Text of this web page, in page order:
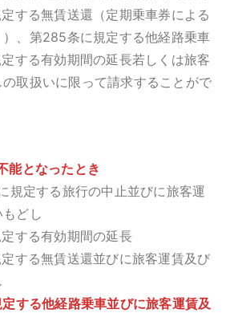
する無賃送還（定期乗車券による
、第285条に規定する他経路乗車
する有効期間の延長若しくは旅客
取扱いに限って請求することがで
能となったとき
定する旅行の中止並びに旅客運
どし
する有効期間の延長
する無賃送還並びに旅客運賃及び
する他経路乗車並びに旅客運賃及